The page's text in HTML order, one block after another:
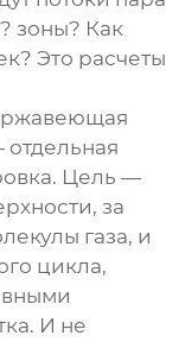
зоны? Как
Это расчеты
отдельная
Цель —
за
газа, и
цикла,
И не